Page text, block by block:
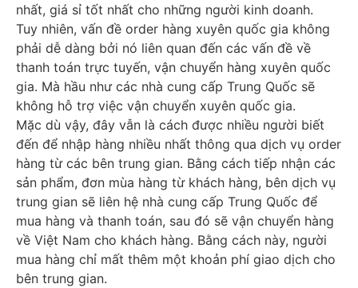
nhất, giá sỉ tốt nhất cho những người kinh doanh.
Tuy nhiên, vấn đề order hàng xuyên quốc gia không
phải dễ dàng bởi nó liên quan đến các vấn đề về
thanh toán trực tuyến, vận chuyển hàng xuyên quốc
gia. Mà hầu như các nhà cung cấp Trung Quốc sẽ
không hỗ trợ việc vận chuyển xuyên quốc gia.
Mặc dù vậy, đây vẫn là cách được nhiều người biết
đến để nhập hàng nhiều nhất thông qua dịch vụ order
hàng từ các bên trung gian. Bằng cách tiếp nhận các
sản phẩm, đơn mùa hàng từ khách hàng, bên dịch vụ
trung gian sẽ liên hệ nhà cung cấp Trung Quốc để
mua hàng và thanh toán, sau đó sẽ vận chuyển hàng
về Việt Nam cho khách hàng. Bằng cách này, người
mua hàng chỉ mất thêm một khoản phí giao dịch cho
bên trung gian.